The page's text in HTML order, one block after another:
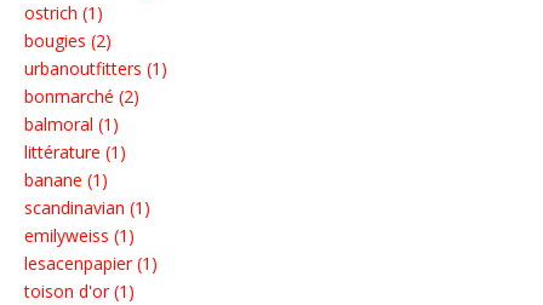
ostrich (1)
bougies (2)
urbanoutfitters (1)
bonmarché (2)
balmoral (1)
littérature (1)
banane (1)
scandinavian (1)
emilyweiss (1)
lesacenpapier (1)
toison d'or (1)